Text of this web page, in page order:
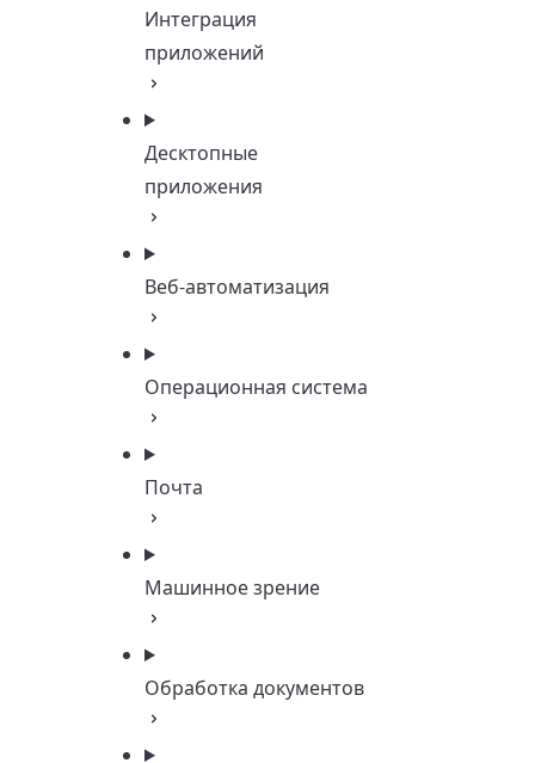
Интеграция
приложений
Десктопные
приложения
Веб-автоматизация
Операционная система
Почта
Машинное зрение
Обработка документов